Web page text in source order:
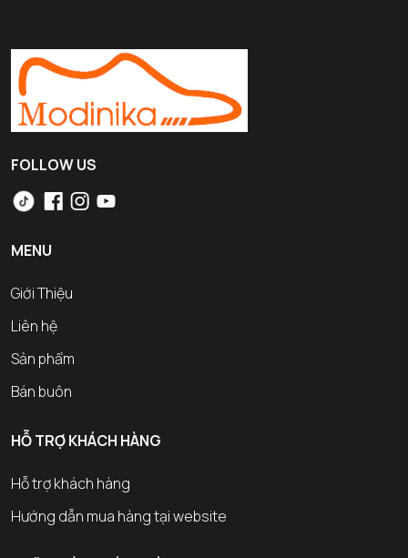
FOLLOW US
MENU
Giới Thiệu
Liên hệ
Sản phẩm
Bán buôn
HỖ TRỢ KHÁCH HÀNG
Hỗ trợ khách hàng
Hướng dẫn mua hàng tại website